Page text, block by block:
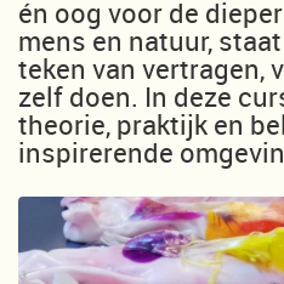
én oog voor de
mens en natuur,
teken van vertragen,
zelf doen. In deze
theorie, praktijk en
inspirerende